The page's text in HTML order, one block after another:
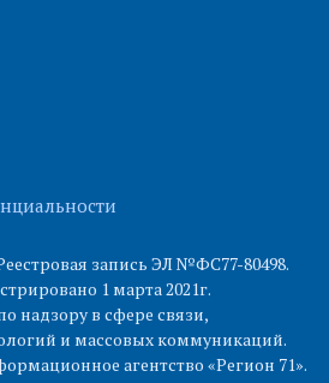
запись ЭЛ №ФС77-80498.
1 марта 2021г.
надзору в сфере связи,
и массовых коммуникаций.
агентство «Регион 71».